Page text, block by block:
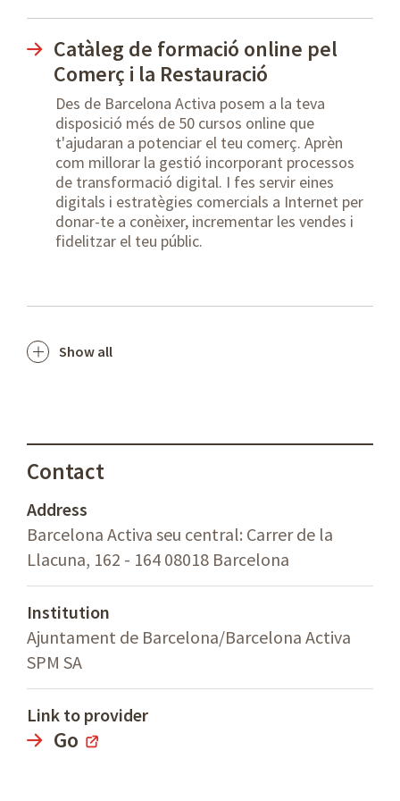
Catàleg de formació online pel
Comerç i la Restauració
Des de Barcelona Activa posem a la teva
disposició més de 50 cursos online que
t'ajudaran a potenciar el teu comerç. Aprèn
com millorar la gestió incorporant processos
de transformació digital. I fes servir eines
digitals i estratègies comercials a Internet per
donar-te a conèixer, incrementar les vendes i
fidelitzar el teu públic.
Show all
Contact
Address
Barcelona Activa seu central: Carrer de la
Llacuna, 162 - 164 08018 Barcelona
Institution
Ajuntament de Barcelona/Barcelona Activa
SPM SA
Link to provider
Go